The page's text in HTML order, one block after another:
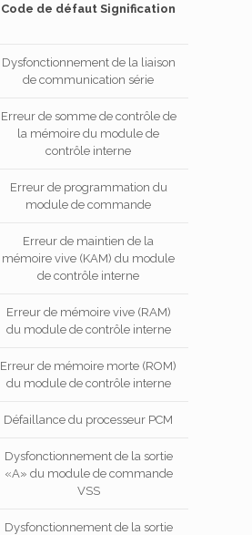
Code de défaut Signification
Dysfonctionnement de la liaison
de communication série
Erreur de somme de contrôle de
la mémoire du module de
contrôle interne
Erreur de programmation du
module de commande
Erreur de maintien de la
mémoire vive (KAM) du module
de contrôle interne
Erreur de mémoire vive (RAM)
du module de contrôle interne
Erreur de mémoire morte (ROM)
du module de contrôle interne
Défaillance du processeur PCM
Dysfonctionnement de la sortie
«A» du module de commande
VSS
Dysfonctionnement de la sortie